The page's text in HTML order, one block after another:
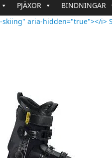
PJÄXOR BINDNINGAR
skiing" aria-hidden="true"></i>